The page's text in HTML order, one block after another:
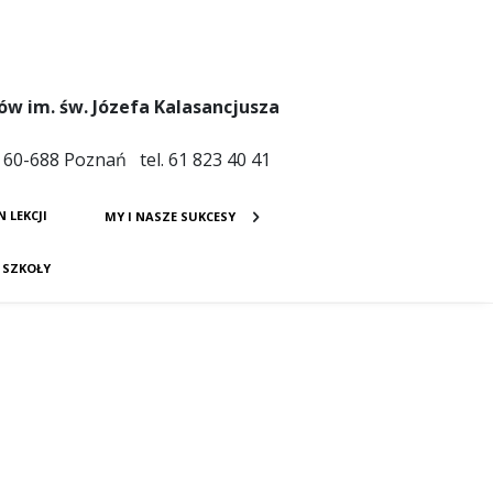
im. św. Józefa Kalasancjusza
688 Poznań tel. 61 823 40 41
LEKCJI MY I NASZE SUKCESY
SZKOŁY